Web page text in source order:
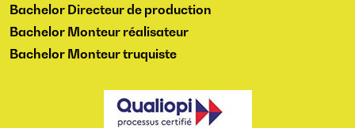
Bachelor Directeur de production
Bachelor Monteur réalisateur
Bachelor Monteur truquiste